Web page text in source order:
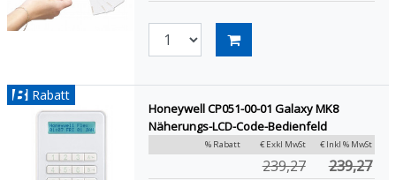
Rabatt
Honeywell CP051-00-01 Galaxy MK8
Näherungs-LCD-Code-Bedienfeld
% Rabatt € Exkl MwSt € Inkl % MwSt
239,27 239,27